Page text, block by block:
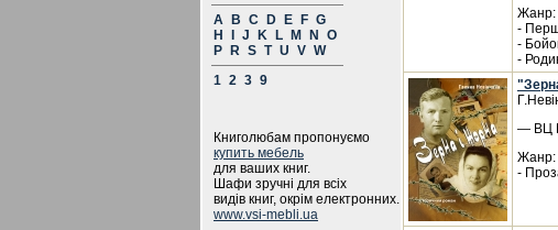
A
B C D E F G
H
J K L M N
O
P
R S T U V W
1 2 3 9
Книголюбам пропонуємо
купить мебель
для ваших книг.
Шафи зручні для всіх
видів книг, окрім електронних.
www.vsi-mebli.ua
Жанр:
-
-
-
— ВЦ
Жанр:
-